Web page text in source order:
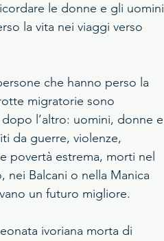
le donne e gli uomini
la vita nei viaggi verso
che hanno perso la
migratorie sono
l’altro: uomini, donne e
da guerre, violenze,
povertà estrema, morti nel
nei Balcani o nella Manica
un futuro migliore.
ivoriana morta di